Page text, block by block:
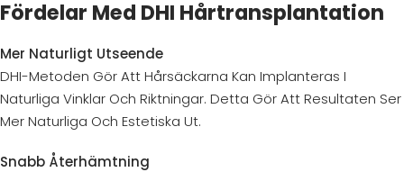
Fördelar Med DHI Hårtransplantation
Mer Naturligt Utseende
DHI-Metoden Gör Att Hårsäckarna Kan Implanteras I
Naturliga Vinklar Och Riktningar. Detta Gör Att Resultaten Ser
Mer Naturliga Och Estetiska Ut.
Snabb Återhämtning